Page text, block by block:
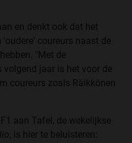
en denkt ook dat het
coureurs naast de
"Met de
volgend jaar is het voor de
coureurs zoals Räikkönen
aan Tafel, de wekelijkse
, is hier te beluisteren: